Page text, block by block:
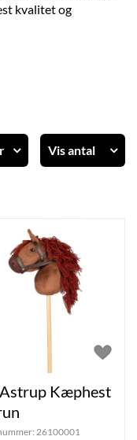
kvalitet og
Vis antal
Kæphest
26100001